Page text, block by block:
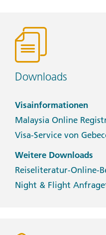
Downloads
Visainformationen
Malaysia Online
Visa-Service von
Weitere Downloads
Reiseliteratur-Online-
Night & Flight